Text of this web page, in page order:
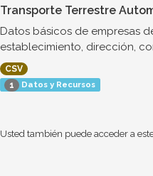
Transporte Terrestre
Datos básicos de empresas
establecimiento, dirección,
CSV
1
Datos y Recursos
Usted también puede acceder a